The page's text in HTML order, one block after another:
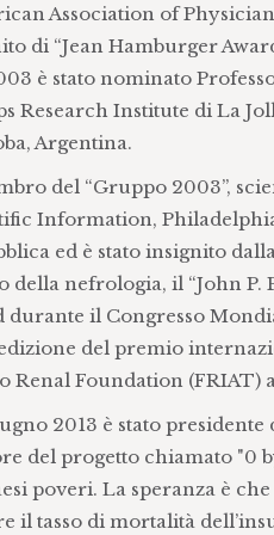
Association of
di “Jean Hamburger
è stato nominato
Research Institute di La
Argentina.
del “Gruppo 2003”,
Information,
ed è stato insignito
della nefrologia, il “John P.
durante il Congresso
del premio
Renal Foundation (FRIAT)
2013 è stato
del progetto chiamato "0
poveri. La speranza è
il tasso di mortalità